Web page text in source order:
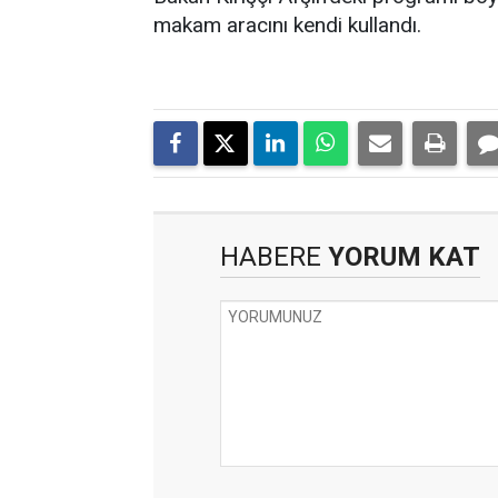
makam aracını kendi kullandı.
HABERE YORUM KAT